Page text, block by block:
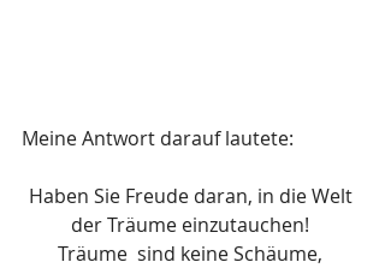
Meine Antwort darauf lautete:
Haben Sie Freude daran, in die Welt
der Träume einzutauchen!
Träume  sind keine Schäume,